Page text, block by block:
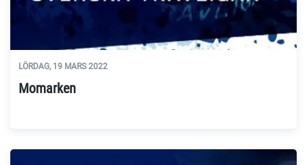
LÖRDAG, 19 MARS 2022
Momarken